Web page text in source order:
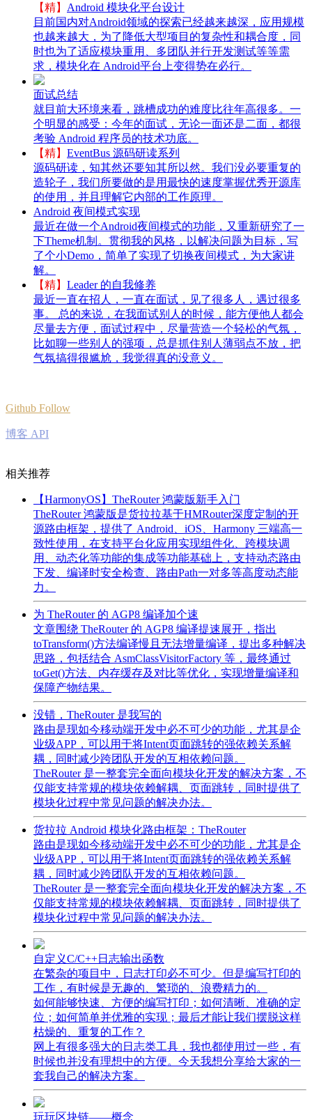
【精】 Android 模块化平台设计
目前国内对Android领域的探索已经越来越深，应用规模
也越来越大，为了降低大型项目的复杂性和耦合度，同
时也为了适应模块重用、多团队并行开发测试等等需
求，模块化在 Android平台上变得势在必行。
面试总结
就目前大环境来看，跳槽成功的难度比往年高很多。一
个明显的感受：今年的面试，无论一面还是二面，都很
考验 Android 程序员的技术功底。
【精】 EventBus 源码研读系列
源码研读，知其然还要知其所以然。我们没必要重复的
造轮子，我们所要做的是用最快的速度掌握优秀开源库
的使用，并且理解它内部的工作原理。
Android 夜间模式实现
最近在做一个Android夜间模式的功能，又重新研究了一
下Theme机制。贯彻我的风格，以解决问题为目标，写
了个小Demo，简单了实现了切换夜间模式，为大家讲
解。
【精】 Leader 的自我修养
最近一直在招人，一直在面试，见了很多人，遇过很多
事。 总的来说，在我面试别人的时候，能方便他人都会
尽量去方便，面试过程中，尽量营造一个轻松的气氛，
比如聊一些别人的强项，总是抓住别人薄弱点不放，把
气氛搞得很尴尬，我觉得真的没意义。
Github Follow
博客 API
相关推荐
【HarmonyOS】TheRouter 鸿蒙版新手入门
TheRouter 鸿蒙版是货拉拉基于HMRouter深度定制的开
源路由框架，提供了 Android、iOS、Harmony 三端高一
致性使用，在支持平台化应用实现组件化、跨模块调
用、动态化等功能的集成等功能基础上，支持动态路由
下发、编译时安全检查、路由Path一对多等高度动态能
力。
为 TheRouter 的 AGP8 编译加个速
文章围绕 TheRouter 的 AGP8 编译提速展开，指出
toTransform()方法编译慢且无法增量编译，提出多种解决
思路，包括结合 AsmClassVisitorFactory 等，最终通过
toGet()方法、内存缓存及对比等优化，实现增量编译和
保障产物结果。
没错，TheRouter 是我写的
路由是现如今移动端开发中必不可少的功能，尤其是企
业级APP，可以用于将Intent页面跳转的强依赖关系解
耦，同时减少跨团队开发的互相依赖问题。
TheRouter 是一整套完全面向模块化开发的解决方案，不
仅能支持常规的模块依赖解耦、页面跳转，同时提供了
模块化过程中常见问题的解决办法。
货拉拉 Android 模块化路由框架：TheRouter
路由是现如今移动端开发中必不可少的功能，尤其是企
业级APP，可以用于将Intent页面跳转的强依赖关系解
耦，同时减少跨团队开发的互相依赖问题。
TheRouter 是一整套完全面向模块化开发的解决方案，不
仅能支持常规的模块依赖解耦、页面跳转，同时提供了
模块化过程中常见问题的解决办法。
自定义C/C++日志输出函数
在繁杂的项目中，日志打印必不可少。但是编写打印的
工作，有时候是无趣的、繁琐的、浪费精力的。
如何能够快速、方便的编写打印；如何清晰、准确的定
位；如何简单并优雅的实现；最后才能让我们摆脱这样
枯燥的、重复的工作？
网上有很多强大的日志类工具，我也都使用过一些，有
时候也并没有理想中的方便。今天我想分享给大家的一
套我自己的解决方案。
玩玩区块链——概念